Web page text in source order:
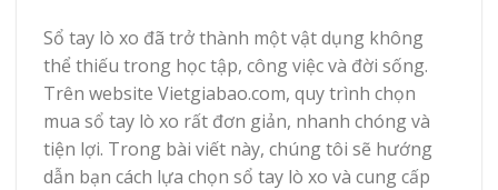
Sổ tay lò xo đã trở thành một vật dụng không
thể thiếu trong học tập, công việc và đời sống.
Trên website Vietgiabao.com, quy trình chọn
mua sổ tay lò xo rất đơn giản, nhanh chóng và
tiện lợi. Trong bài viết này, chúng tôi sẽ hướng
dẫn bạn cách lựa chọn sổ tay lò xo và cung cấp